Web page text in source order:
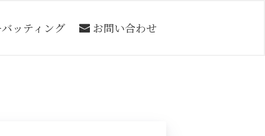
ッティング お問い合わせ